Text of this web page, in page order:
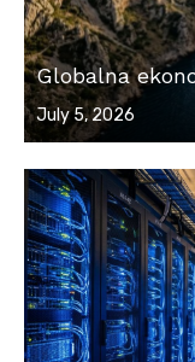
Globalna
Posted
on
July 5, 2026